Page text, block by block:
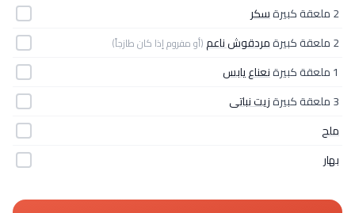
2 ملعقة كبيرة
سكر
2 ملعقة كبيرة
مردقوش ناعم(أو مفروم إذا كان طازجاً)
1 ملعقة كبيرة
نعناع يابس
3 ملعقة كبيرة
زيت نباتى
ملح
بهار